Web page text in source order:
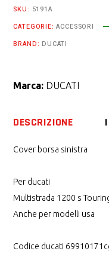
SKU: 5191A
CATEGORIE:ACCESSORI
BRAND: DUCATI
Marca: DUCATI
DESCRIZIONE
Cover borsa sinistra
Per ducati
Multistrada 1200 s
Anche per modelli usa
Codice ducati